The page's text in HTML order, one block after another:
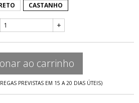
CASTANHO
+
ao carrinho
PREVISTAS EM 15 A 20 DIAS ÚTEIS)